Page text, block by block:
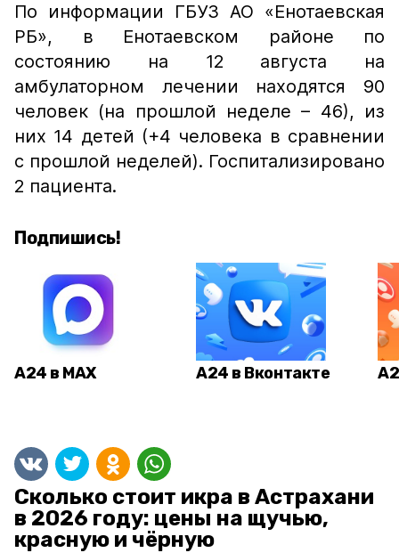
По информации ГБУЗ АО «Енотаевская
РБ», в Енотаевском районе по
состоянию на 12 августа на
амбулаторном лечении находятся 90
человек (на прошлой неделе – 46), из
них 14 детей (+4 человека в сравнении
с прошлой неделей). Госпитализировано
2 пациента.
Подпишись!
А24 в MAX А24 в Вконтакте
Сколько стоит икра в Астрахани
в 2026 году: цены на щучью,
красную и чёрную